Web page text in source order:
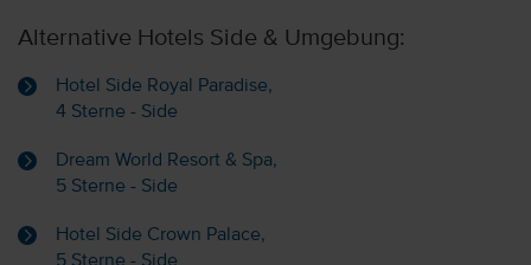
Alternative Hotels Side & Umgebung:
Hotel Side Royal Paradise,
4 Sterne - Side
Dream World Resort & Spa,
5 Sterne - Side
Hotel Side Crown Palace,
5 Sterne - Side